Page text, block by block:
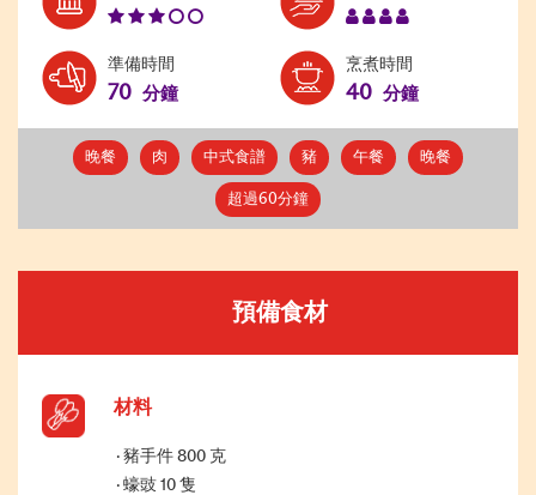
準備時間
70 分鐘
烹煮時間
40 分鐘
晚餐 肉 中式食譜 豬 午餐 晚餐
超過60分鐘
預備食材
材料
豬手件 800 克
蠔豉 10 隻